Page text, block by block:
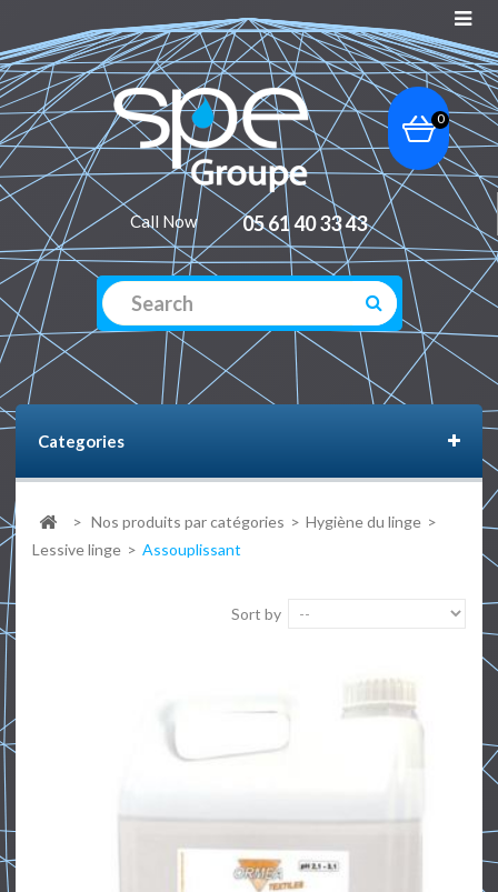
Call Now 05 61 40 33 43
0
Categories
> Nos produits par catégories > Hygiène du linge >
Lessive linge > Assouplissant
Sort by